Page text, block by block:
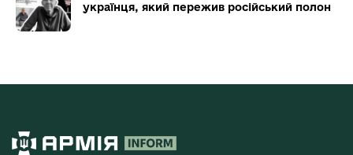
українця, який пережив російський полон